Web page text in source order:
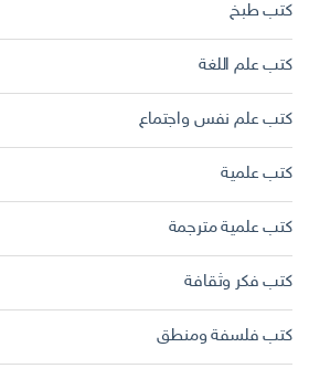
كتب طبخ
كتب علم اللغة
كتب علم نفس واجتماع
كتب علمية
كتب علمية مترجمة
كتب فكر وثقافة
كتب فلسفة ومنطق